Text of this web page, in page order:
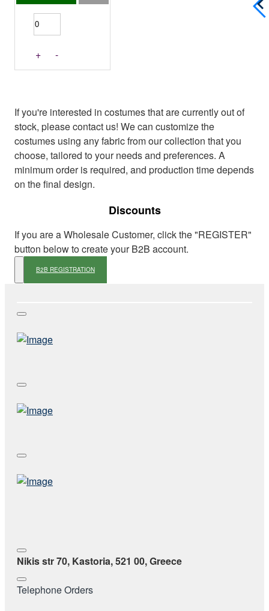
+ -
If you're interested in costumes that are currently out of
stock, please contact us! We can customize the
costumes using any fabric from our collection that you
choose, tailored to your needs and preferences. A
minimum order is required, and production time depends
on the final design.
Discounts
If you are a Wholesale Customer, click the "REGISTER"
button below to create your B2B account.
B2B REGISTRATION
Nikis str 70, Kastoria, 521 00, Greece
Telephone Orders